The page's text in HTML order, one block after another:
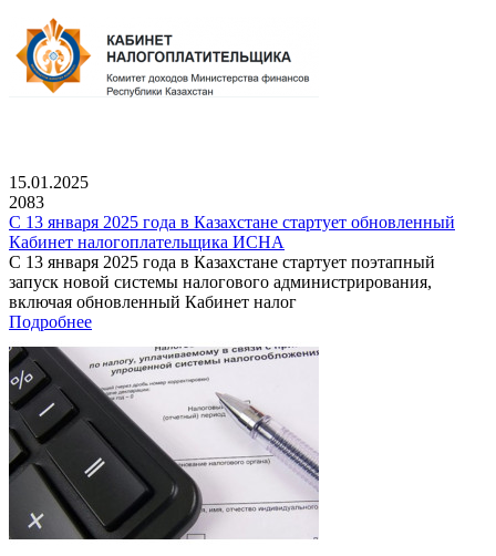
15.01.2025
2083
С 13 января 2025 года в Казахстане стартует обновленный
Кабинет налогоплательщика ИСНА
С 13 января 2025 года в Казахстане стартует поэтапный
запуск новой системы налогового администрирования,
включая обновленный Кабинет налог
Подробнее